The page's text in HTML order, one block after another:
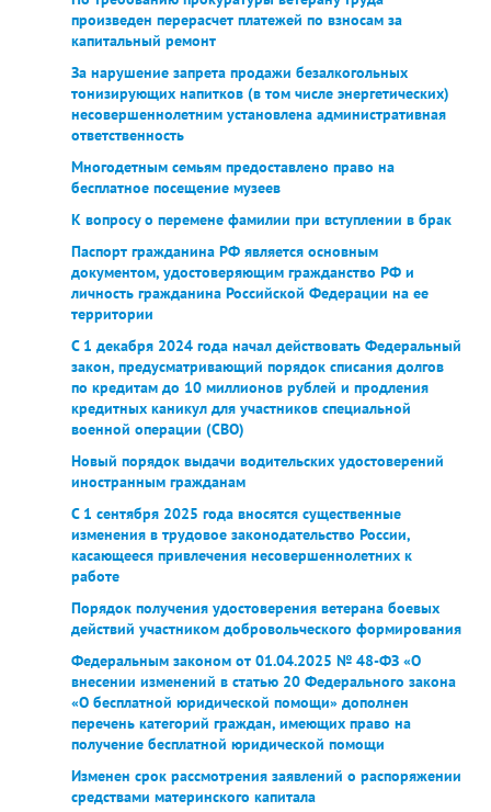
произведен перерасчет платежей по взносам за
капитальный ремонт
За нарушение запрета продажи безалкогольных
тонизирующих напитков (в том числе энергетических)
несовершеннолетним установлена административная
ответственность
Многодетным семьям предоставлено право на
бесплатное посещение музеев
К вопросу о перемене фамилии при вступлении в брак
Паспорт гражданина РФ является основным
документом, удостоверяющим гражданство РФ и
личность гражданина Российской Федерации на ее
территории
С 1 декабря 2024 года начал действовать Федеральный
закон, предусматривающий порядок списания долгов
по кредитам до 10 миллионов рублей и продления
кредитных каникул для участников специальной
военной операции (СВО)
Новый порядок выдачи водительских удостоверений
иностранным гражданам
C 1 сентября 2025 года вносятся существенные
изменения в трудовое законодательство России,
касающееся привлечения несовершеннолетних к
работе
Порядок получения удостоверения ветерана боевых
действий участником добровольческого формирования
Федеральным законом от 01.04.2025 № 48-ФЗ «О
внесении изменений в статью 20 Федерального закона
«О бесплатной юридической помощи» дополнен
перечень категорий граждан, имеющих право на
получение бесплатной юридической помощи
Изменен срок рассмотрения заявлений о распоряжении
средствами материнского капитала